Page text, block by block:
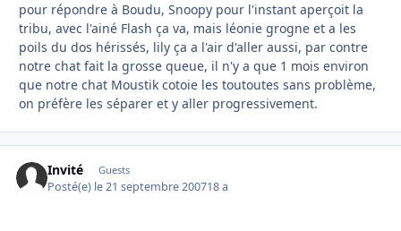
pour répondre à Boudu, Snoopy pour l'instant aperçoit la
tribu, avec l'ainé Flash ça va, mais léonie grogne et a les
poils du dos hérissés, lily ça a l'air d'aller aussi, par contre
notre chat fait la grosse queue, il n'y a que 1 mois environ
que notre chat Moustik cotoie les toutoutes sans problème,
on préfère les séparer et y aller progressivement.
Invité Guests
Posté(e) le 21 septembre 200718 a